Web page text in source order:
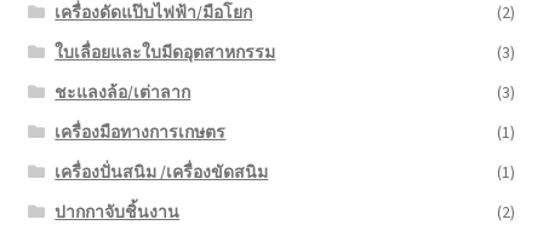
เครื่องดัดแป๊บไฟฟ้า/มือโยก
(2)
ใบเลื่อยและใบมีดอุตสาหกรรม
(3)
ชะแลงล้อ/เต่าลาก
(3)
เครื่องมือทางการเกษตร
(1)
เครื่องปั่นสนิม /เครื่องขัดสนิม
(1)
ปากกาจับชิ้นงาน
(2)